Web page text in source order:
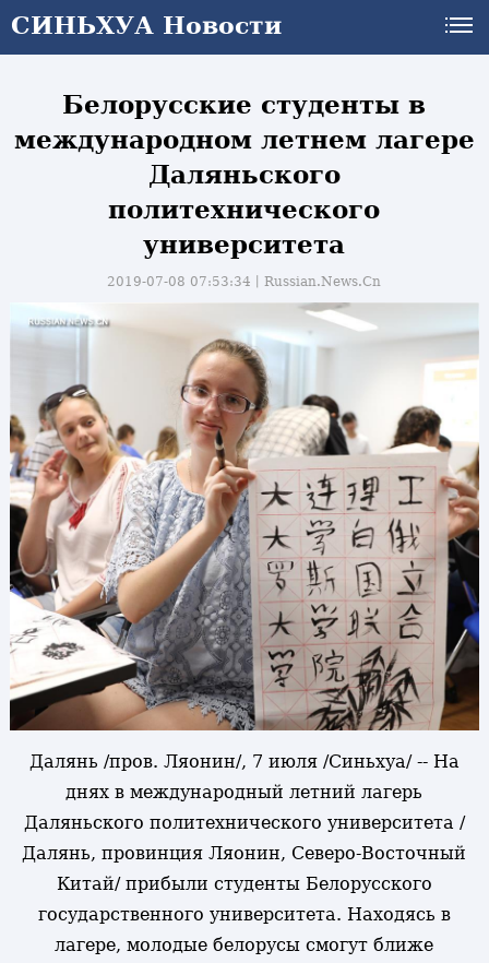
СИНЬХУА Новости
Белорусские студенты в
международном летнем лагере
Даляньского
политехнического
университета
2019-07-08 07:53:34丨Russian.News.Cn
Далянь /пров. Ляонин/, 7 июля /Синьхуа/ -- На
днях в международный летний лагерь
Даляньского политехнического университета /
Далянь, провинция Ляонин, Северо-Восточный
Китай/ прибыли студенты Белорусского
государственного университета. Находясь в
лагере, молодые белорусы смогут ближе